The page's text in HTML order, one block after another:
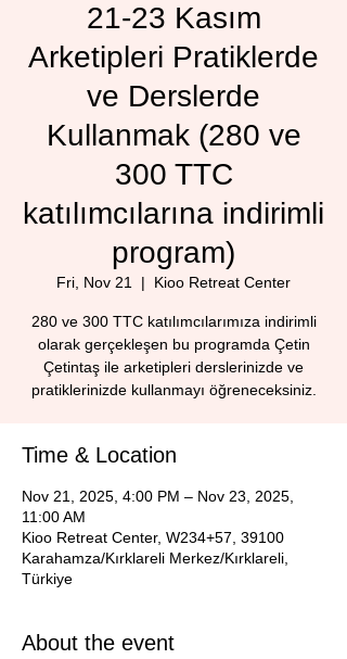
21-23 Kasım
Arketipleri Pratiklerde
ve Derslerde
Kullanmak (280 ve
300 TTC
katılımcılarına indirimli
program)
Fri, Nov 21
  |
Kioo Retreat Center
280 ve 300 TTC katılımcılarımıza indirimli
olarak gerçekleşen bu programda Çetin
Çetintaş ile arketipleri derslerinizde ve
pratiklerinizde kullanmayı öğreneceksiniz.
Time & Location
Nov 21, 2025, 4:00 PM – Nov 23, 2025,
11:00 AM
Kioo Retreat Center, W234+57, 39100
Karahamza/Kırklareli Merkez/Kırklareli,
Türkiye
About the event